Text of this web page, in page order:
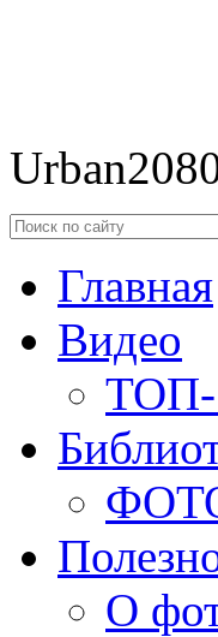
Главная
Видео
ТОП-
О